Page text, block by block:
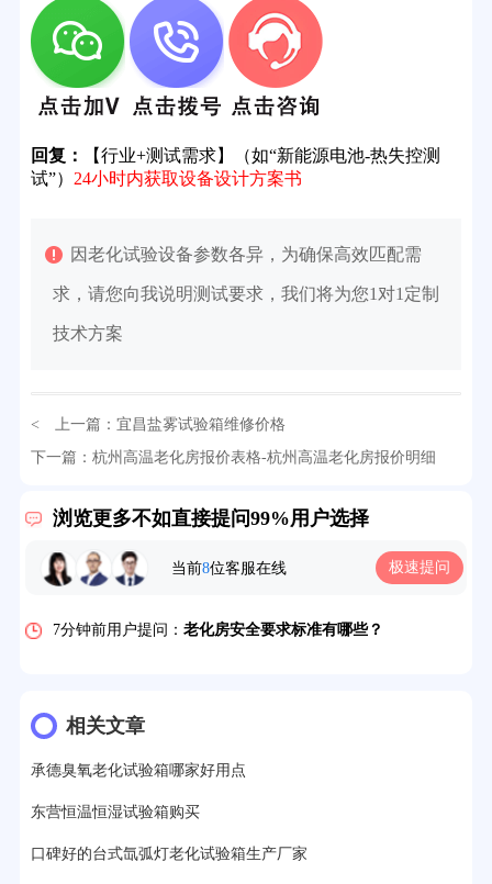
回复：
【行业+测试需求】（如“新能源电池-热失控测
试”） 24小时内获取设备设计方案书
因老化试验设备参数各异，为确保高效匹配需
求，请您向我说明测试要求，我们将为您1对1定制
技术方案
< 上一篇： 宜昌盐雾试验箱维修价格
下一篇： 杭州高温老化房报价表格-杭州高温老化房报价明细
浏览更多不如直接提问99%用户选择
当前8位客服在线 极速提问
32分钟前用户提问：氙灯老化试验箱价格多少？
7分钟前用户提问： 老化房安全要求标准有哪些？
10分钟前用户提问：高温老化房一般温度多少？
13分钟前用户提问：
15分钟前用户提问：高低温试验箱玻璃用什么材料？
17分钟前用户提问：步入式老化房有多大的？
22分钟前用户提问：紫外线老化箱辐照时间是多久？
相关文章
承德臭氧老化试验箱哪家好用点
东营恒温恒湿试验箱购买
口碑好的台式氙弧灯老化试验箱生产厂家